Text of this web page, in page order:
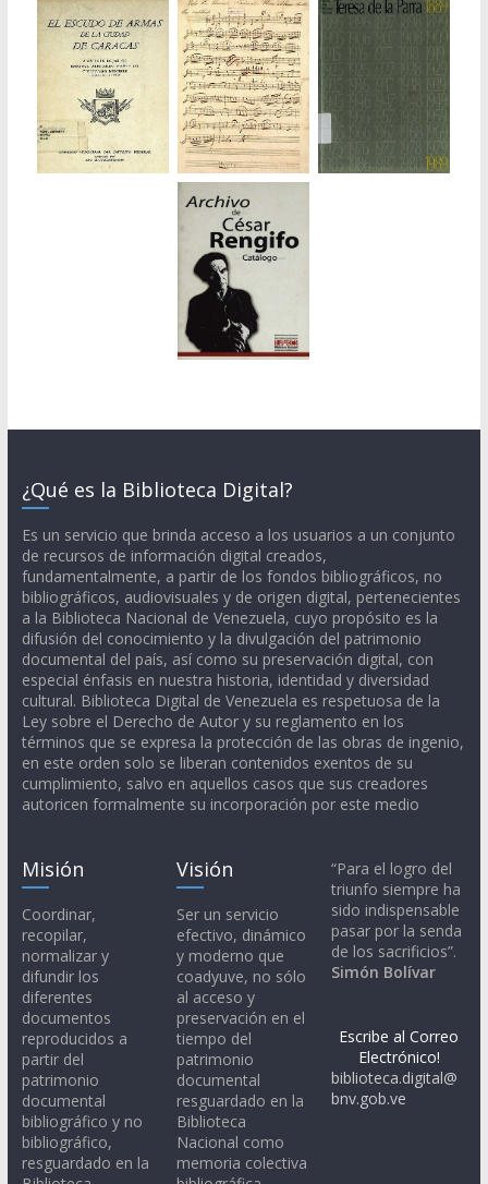
¿Qué es la Biblioteca Digital?
Es un servicio que brinda acceso a los usuarios a un conjunto
de recursos de información digital creados,
fundamentalmente, a partir de los fondos bibliográficos, no
bibliográficos, audiovisuales y de origen digital, pertenecientes
a la Biblioteca Nacional de Venezuela, cuyo propósito es la
difusión del conocimiento y la divulgación del patrimonio
documental del país, así como su preservación digital, con
especial énfasis en nuestra historia, identidad y diversidad
cultural. Biblioteca Digital de Venezuela es respetuosa de la
Ley sobre el Derecho de Autor y su reglamento en los
términos que se expresa la protección de las obras de ingenio,
en este orden solo se liberan contenidos exentos de su
cumplimiento, salvo en aquellos casos que sus creadores
autoricen formalmente su incorporación por este medio
Misión
Coordinar,
recopilar,
normalizar y
difundir los
diferentes
documentos
reproducidos a
partir del
patrimonio
documental
bibliográfico y no
bibliográfico,
resguardado en la
Visión
Ser un servicio
efectivo, dinámico
y moderno que
coadyuve, no sólo
al acceso y
preservación en el
tiempo del
patrimonio
documental
resguardado en la
Biblioteca
Nacional como
memoria colectiva
“Para el logro del
triunfo siempre ha
sido indispensable
pasar por la senda
de los sacrificios”.
Simón Bolívar
Escribe al Correo
Electrónico!
biblioteca.digital@
bnv.gob.ve